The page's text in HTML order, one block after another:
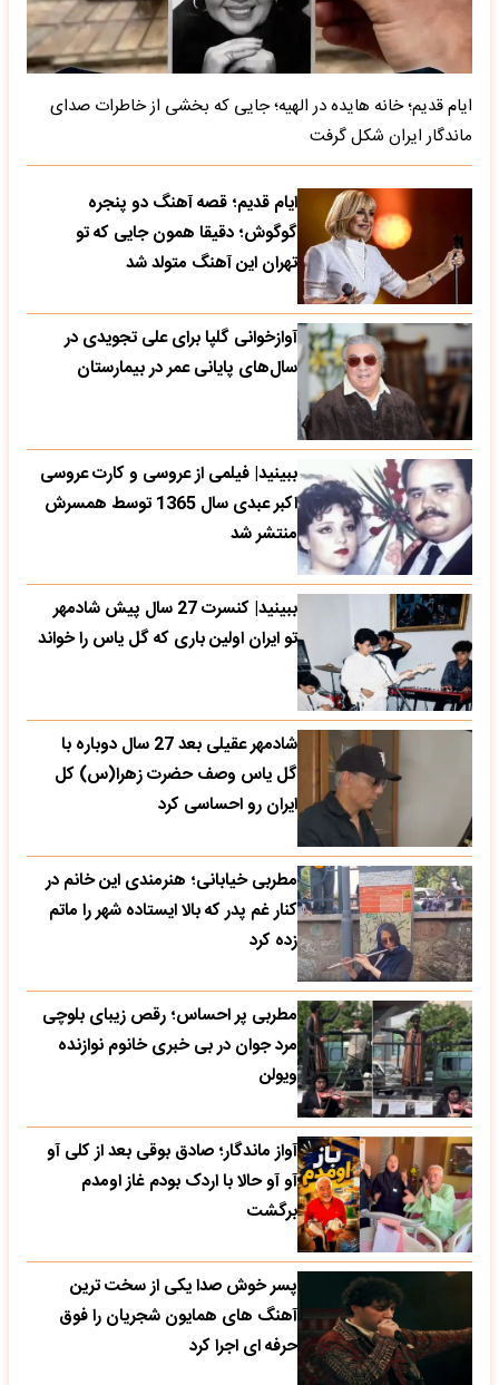
ایام قدیم؛ خانه هایده در الهیه؛ جایی که بخشی از خاطرات صدای
ماندگار ایران شکل گرفت
ایام قدیم؛ قصه آهنگ دو پنجره
گوگوش؛ دقیقا همون جایی که تو
تهران این آهنگ متولد شد
آوازخوانی گلپا برای علی تجویدی در
سال‌های پایانی عمر در بیمارستان
ببینید| فیلمی از عروسی و کارت عروسی
اکبر عبدی سال 1365 توسط همسرش
منتشر شد
ببینید| کنسرت 27 سال پیش شادمهر
تو ایران اولین باری که گل یاس را خواند
شادمهر عقیلی بعد 27 سال دوباره با
گل یاس وصف حضرت زهرا(س) کل
ایران رو احساسی کرد
مطربی خیابانی؛ هنرمندی این خانم در
کنار غم پدر که بالا ایستاده شهر را ماتم
زده کرد
مطربی پر احساس؛ رقص زیبای بلوچی
مرد جوان در بی خبری خانوم نوازنده
ویولن
آواز ماندگار؛ صادق بوقی بعد از کلی آو
آو آو حالا با اردک بودم غاز اومدم
برگشت
پسر خوش صدا یکی از سخت ترین
آهنگ های همایون شجریان را فوق
حرفه ای اجرا کرد